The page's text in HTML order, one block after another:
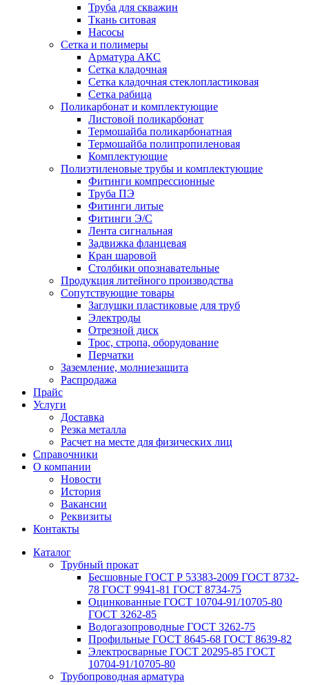
Труба для скважин
Ткань ситовая
Насосы
Сетка и полимеры
Арматура АКС
Сетка кладочная
Сетка кладочная стеклопластиковая
Сетка рабица
Поликарбонат и комплектующие
Листовой поликарбонат
Термошайба поликарбонатная
Термошайба полипропиленовая
Комплектующие
Полиэтиленовые трубы и комплектующие
Фитинги компрессионные
Труба ПЭ
Фитинги литые
Фитинги Э/С
Лента сигнальная
Задвижка фланцевая
Кран шаровой
Столбики опознавательные
Продукция литейного производства
Сопутствующие товары
Заглушки пластиковые для труб
Электроды
Отрезной диск
Трос, стропа, оборудование
Перчатки
Заземление, молниезащита
Распродажа
Прайс
Услуги
Доставка
Резка металла
Расчет на месте для физических лиц
Справочники
О компании
Новости
История
Вакансии
Реквизиты
Контакты
Каталог
Трубный прокат
Беcшовные ГОСТ Р 53383-2009 ГОСТ 8732-
78 ГОСТ 9941-81 ГОСТ 8734-75
Оцинкованные ГОСТ 10704-91/10705-80
ГОСТ 3262-85
Водогазопроводные ГОСТ 3262-75
Профильные ГОСТ 8645-68 ГОСТ 8639-82
Электросварные ГОСТ 20295-85 ГОСТ
10704-91/10705-80
Трубопроводная арматура